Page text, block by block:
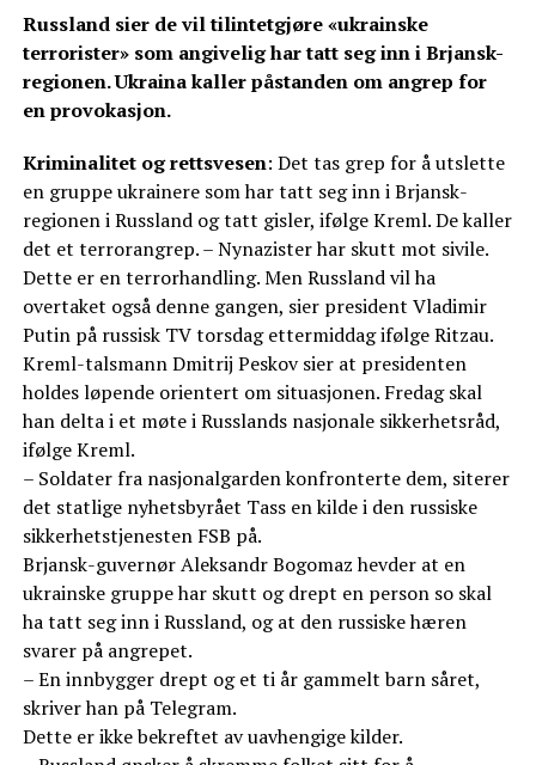
Russland sier de vil tilintetgjøre «ukrainske
terrorister» som angivelig har tatt seg inn i Brjansk-
regionen. Ukraina kaller påstanden om angrep for
en provokasjon.
Kriminalitet og rettsvesen: Det tas grep for å utslette
en gruppe ukrainere som har tatt seg inn i Brjansk-
regionen i Russland og tatt gisler, ifølge Kreml. De kaller
det et terrorangrep. – Nynazister har skutt mot sivile.
Dette er en terrorhandling. Men Russland vil ha
overtaket også denne gangen, sier president Vladimir
Putin på russisk TV torsdag ettermiddag ifølge Ritzau.
Kreml-talsmann Dmitrij Peskov sier at presidenten
holdes løpende orientert om situasjonen. Fredag skal
han delta i et møte i Russlands nasjonale sikkerhetsråd,
ifølge Kreml.
– Soldater fra nasjonalgarden konfronterte dem, siterer
det statlige nyhetsbyrået Tass en kilde i den russiske
sikkerhetstjenesten FSB på.
Brjansk-guvernør Aleksandr Bogomaz hevder at en
ukrainske gruppe har skutt og drept en person so skal
ha tatt seg inn i Russland, og at den russiske hæren
svarer på angrepet.
– En innbygger drept og et ti år gammelt barn såret,
skriver han på Telegram.
Dette er ikke bekreftet av uavhengige kilder.